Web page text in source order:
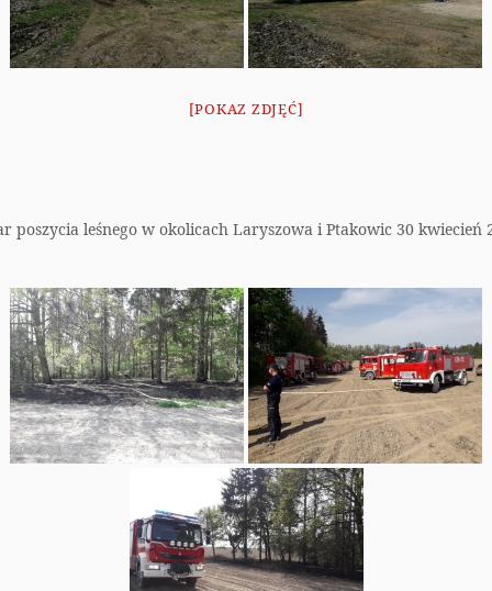
[POKAZ ZDJĘĆ]
poszycia leśnego w okolicach Laryszowa i Ptakowic 30 kwiecień